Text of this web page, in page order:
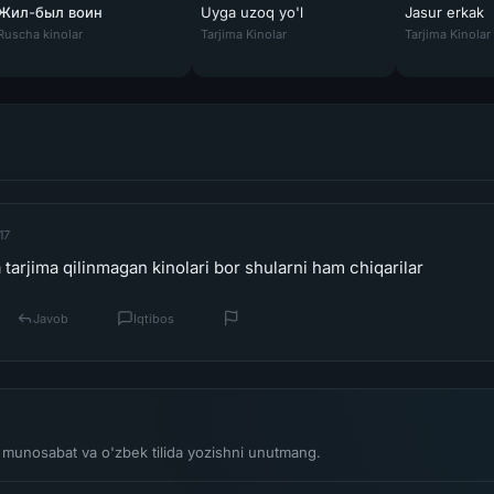
2019 Uzbek tilida O'zbekcha tarjima kino Full HD tas-ix skachat
был воин
был воин / Anaganaga O Dheerudu tas-ix
kinolar
Uyga uzoq yo'l
Uyga uzoq yo'l Xitoy filmi Uzbek tilida
Tarjima Kinolar
Jasur erkak
Jasur erkak
Tarjima Kinolar
tarjima qilinmagan kinolari bor shularni ham chiqarilar
Javob Iqtibos
va o'zbek tilida yozishni unutmang.